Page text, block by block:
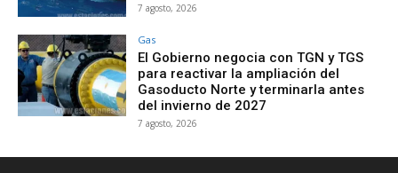
7 agosto, 2026
Gas
El Gobierno negocia con TGN y TGS
para reactivar la ampliación del
Gasoducto Norte y terminarla antes
del invierno de 2027
7 agosto, 2026